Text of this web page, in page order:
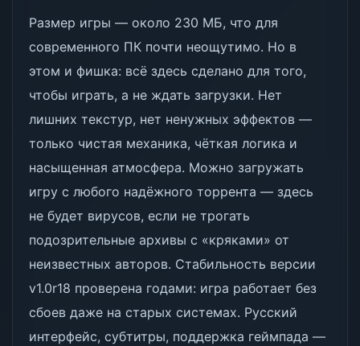
Размер игры — около 230 МБ, что для
современного ПК почти неощутимо. Но в
этом и фишка: всё здесь сделано для того,
чтобы играть, а не ждать загрузки. Нет
лишних текстур, нет ненужных эффектов —
только чистая механика, чёткая логика и
насыщенная атмосфера. Можно загружать
игру с любого надёжного торрента — здесь
не будет вирусов, если не трогать
подозрительные архивы с «кряками» от
неизвестных авторов. Стабильность версии
v1.0r18 проверена годами: игра работает без
сбоев даже на старых системах. Русский
интерфейс, субтитры, поддержка геймпада —